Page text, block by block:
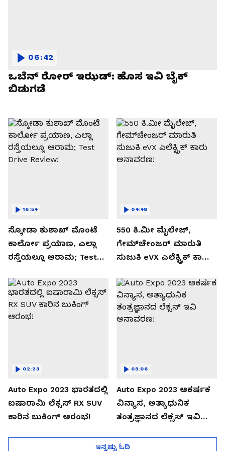
ಒಬೆನ್ ರೋರ್ ಇಝಡ್: ಹೊಸ ಇವಿ ಬೈಕ್
ಬಿಡುಗಡೆ
06:42
ಸ್ಕೋಡಾ ಕುಶಾಖ್ ಮೊಂಟೆ
ಕಾರ್ಲೋ ಪ್ರಯಾಣ, ಎಲ್ಲಾ
ರಸ್ತೆಯಲ್ಲೂ ಆರಾಮ; Test
16:54
550 ಕಿ.ಮೀ ಮೈಲೇಜ್,
ಗೇಮ್‌ಚೇಂಜರ್ ಮಾರುತಿ
ಸುಜುಕಿ eVX ಎಲೆಕ್ಟ್ರಿಕ್ ಕಾರು
04:48
Auto Expo 2023 ಭಾರತದಲ್ಲಿ
ಐಷಾರಾಮಿ ಲೆಕ್ಸಸ್ RX SUV
ಕಾರಿನ ಬುಕಿಂಗ್ ಆರಂಭ!
02:23
Auto Expo 2023 ಆಕರ್ಷಕ
ವಿನ್ಯಾಸ, ಅತ್ಯಾಧುನಿಕ
ತಂತ್ರಜ್ಞಾನದ ಲೆಕ್ಸಸ್ ಇವಿ
03:06
ಇನ್ನಷ್ಟು ಓದಿ